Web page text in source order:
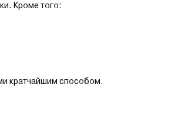
Кроме того:
кратчайшим способом.